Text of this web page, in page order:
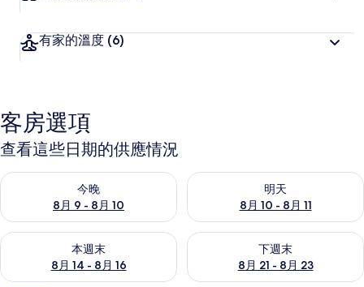
有家的溫度 (6)
客房選項
查看這些日期的供應情況
今晚
8月 9 - 8月 10
查看今晚 (8月 9 - 8月 10) 的供應情況
明天
8月 10 - 8月 11
查看明天 (8月 10 - 8月 11) 的
本週末
8月 14 - 8月 16
查看本週末 (8月 14 - 8月 16) 的供應情況
下週末
8月 21 - 8月 23
查看下週末 (8月 21 - 8月 23)